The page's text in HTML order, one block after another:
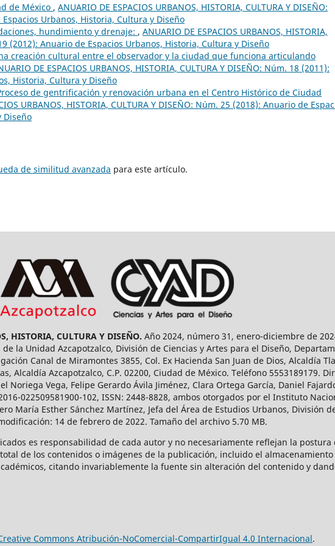
de México , ANUARIO DE ESPACIOS URBANOS, HISTORIA, CULTURA Y DISEÑO:
Urbanos, Historia, Cultura y Diseño
hundimiento y drenaje: , ANUARIO DE ESPACIOS URBANOS, HISTORIA,
(2012): Anuario de Espacios Urbanos, Historia, Cultura y Diseño
creación cultural entre el observador y la ciudad que funciona articulando
DE ESPACIOS URBANOS, HISTORIA, CULTURA Y DISEÑO: Núm. 18 (2011):
Historia, Cultura y Diseño
de gentrificación y renovación urbana en el Centro Histórico de Ciudad
URBANOS, HISTORIA, CULTURA Y DISEÑO: Núm. 25 (2018): Anuario de
Diseño
de similitud avanzada para este artículo.
HISTORIA, CULTURA Y DISEÑO. Año 2024, número 31, enero-diciembre de
la Unidad Azcapotzalco, División de Ciencias y Artes para el Diseño,
Canal de Miramontes 3855, Col. Ex Hacienda San Juan de Dios, Alcaldía
Alcaldía Azcapotzalco, C.P. 02200, Ciudad de México. Teléfono 5553189179.
Noriega Vega, Felipe Gerardo Ávila Jiménez, Clara Ortega García, Daniel
022509581900-102, ISSN: 2448-8828, ambos otorgados por el Instituto
María Esther Sánchez Martínez, Jefa del Área de Estudios Urbanos, División
14 de febrero de 2022. Tamaño del archivo 5.70 MB.
es responsabilidad de cada autor y no necesariamente reflejan la
de los contenidos o imágenes de la publicación, incluido el
citando invariablemente la fuente sin alteración del contenido y
Commons Atribución-NoComercial-CompartirIgual 4.0 Internacional.